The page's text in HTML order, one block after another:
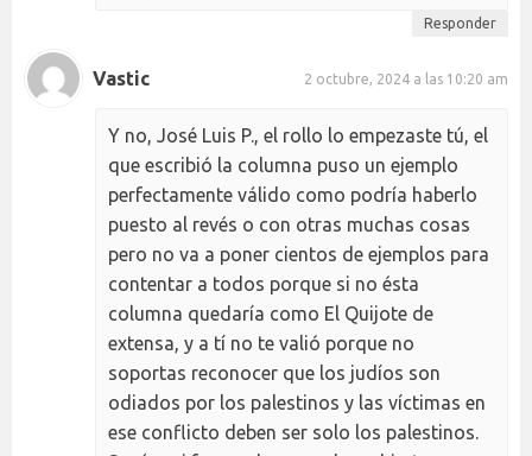
Responder
Vastic 2 octubre, 2024 a las 10:20 am
Y no, José Luis P., el rollo lo empezaste tú, el
que escribió la columna puso un ejemplo
perfectamente válido como podría haberlo
puesto al revés o con otras muchas cosas
pero no va a poner cientos de ejemplos para
contentar a todos porque si no ésta
columna quedaría como El Quijote de
extensa, y a tí no te valió porque no
soportas reconocer que los judíos son
odiados por los palestinos y las víctimas en
ese conflicto deben ser solo los palestinos.